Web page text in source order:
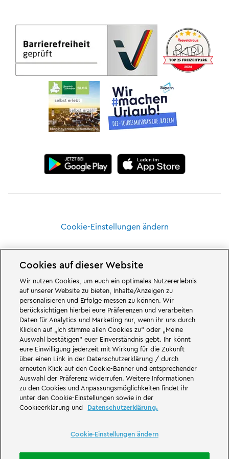
Großartiges erwartet euch in den Abenteuerwelten des Familien- und
Freizeitparks LEGOLAND Deutschland in Bayern. Erlebt spannende
Attraktionenund jede Menge LEGO® Spaß. LEGOLAND Deutschland Resort
ist einFreizeitparkfür Familien mit Kindern zwischen zwei und 12 Jahren.
Der LEGOLAND Park liegt bei Günzburg in Bayern. LEGOLAND Deutschland
ist einer der größten Freizeitparks in Bayern und einer der bekanntesten
und beliebtesten Freizeitparks in Deutschland. Der Themenpark bietet mit
68 Attraktionen und Achterbahnen ein einmaliges Erlebnis für Erwachsene
und Kinder. Neben dem Freizeitpark zählt auch ein Feriendorf mit
verschiedenen Möglichkeiten zurÜbernachtungzum LEGOLAND Resort.
Dort können Besucher in einerWaldabenteuer Lodge, im NINJAGO Quartier,
Pirateninsel Hotel, thematisierten Ferienhäusern, Ritterburgen, auf einem
Campingplatzund auch in Fässern übernachten.
LEGOLAND Deutschland Resort ist Teil der Merlin Entertainments Group.
LEGO, das LEGO Logo, die Konfigurationen des Steines und der Noppen,
THE LEGO® MOVIE © & ™ LEGO Group & Warner Bros. Entertainment Inc. All
Cookie-Einstellungen ändern
Cookies auf dieser Website
Wir nutzen Cookies, um euch ein optimales Nutzererlebnis
auf unserer Website zu bieten, Inhalte/Anzeigen zu
personalisieren und Erfolge messen zu können. Wir
berücksichtigen hierbei eure Präferenzen und verarbeiten
Daten für Analytics und Marketing nur, wenn ihr uns durch
Klicken auf „Ich stimme allen Cookies zu“ oder „Meine
Auswahl bestätigen“ euer Einverständnis gebt. Ihr könnt
eure Einwilligung jederzeit mit Wirkung für die Zukunft
über einen Link in der Datenschutzerklärung / durch
erneuten Klick auf den Cookie-Banner und entsprechender
Auswahl der Präferenz widerrufen. Weitere Informationen
zu den Cookies und Anpassungsmöglichkeiten findet ihr
unter den Cookie-Einstellungen sowie in der
Cookieerklärung und
Datenschutzerklärung.
Cookie-Einstellungen ändern